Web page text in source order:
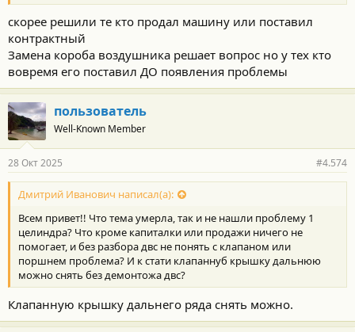
скорее решили те кто продал машину или поставил
контрактный
Замена короба воздушника решает вопрос но у тех кто
вовремя его поставил ДО появления проблемы
пользователь
Well-Known Member
28 Окт 2025 #4.574
Дмитрий Иванович написал(а):
Всем привет!! Что тема умерла, так и не нашли проблему 1
целиндра? Что кроме капиталки или продажи ничего не
помогает, и без разбора двс не понять с клапаном или
поршнем проблема? И к стати клапаннуб крышку дальнюю
можно снять без демонтожа двс?
Клапанную крышку дальнего ряда снять можно.